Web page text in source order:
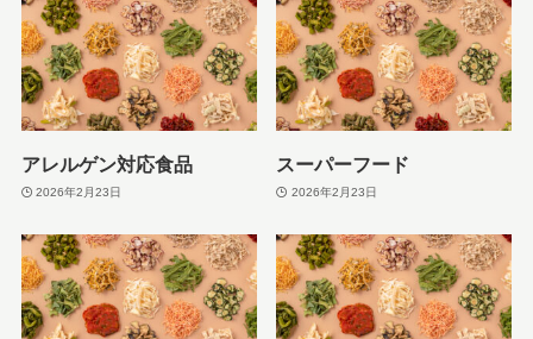
アレルゲン対応食品
2026年2月23日
スーパーフード
2026年2月23日